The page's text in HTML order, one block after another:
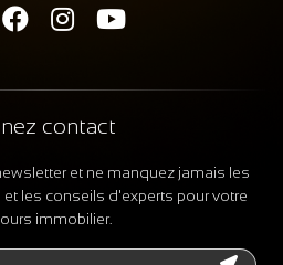
contact
et ne manquez jamais les
les conseils d'experts pour votre
immobilier.